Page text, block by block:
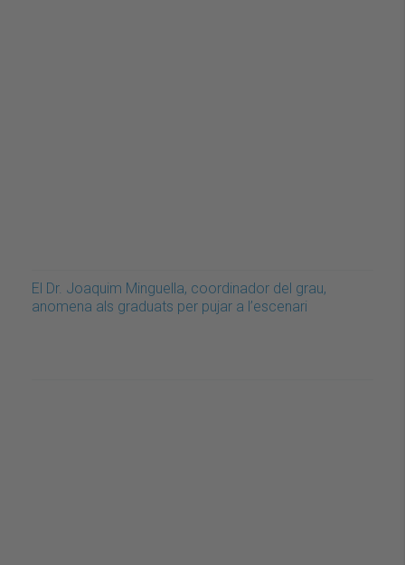
El Dr. Joaquim Minguella, coordinador del grau,
anomena als graduats per pujar a l’escenari